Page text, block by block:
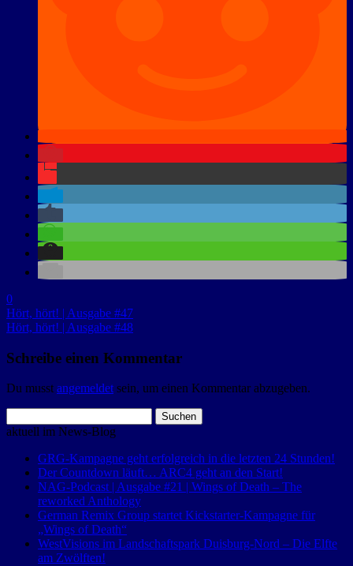
0
Hört, hört! | Ausgabe #47
Hört, hört! | Ausgabe #48
Schreibe einen Kommentar
Du musst angemeldet sein, um einen Kommentar abzugeben.
nach:
aktuell im News-Blog
GRG-Kampagne geht erfolgreich in die letzten 24 Stunden!
Der Countdown läuft… ARC4 geht an den Start!
NAG-Podcast | Ausgabe #21 | Wings of Death – The
reworked Anthology
German Remix Group startet Kickstarter-Kampagne für
„Wings of Death“
WestVisions im Landschaftspark Duisburg-Nord – Die Elfte
am Zwölften!